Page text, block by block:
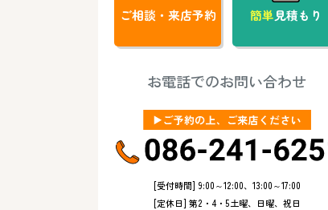
ご相談・来店予約 簡単見積もり
お電話でのお問い合わせ
[受付時間] 9:00～12:00、13:00～17:00
[定休日] 第2・4・5土曜、日曜、祝日